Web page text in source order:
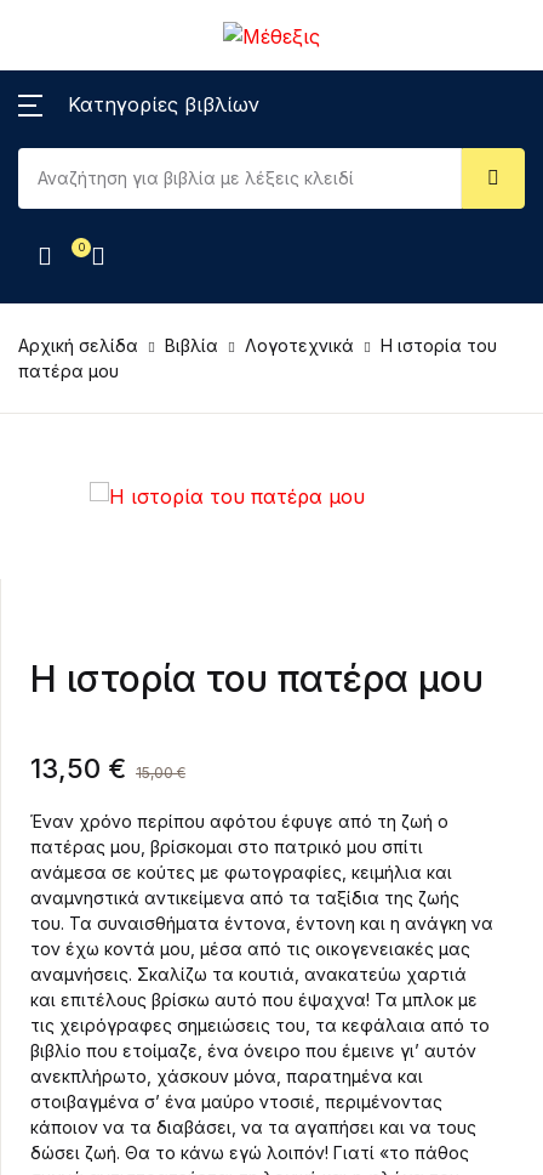
Κατηγορίες βιβλίων
0
Αρχική σελίδα Βιβλία Λογοτεχνικά
Η ιστορία του
πατέρα μου
Η ιστορία του πατέρα μου
13,50 € 15,00€
Έναν χρόνο περίπου αφότου έφυγε από τη ζωή ο
πατέρας μου, βρίσκομαι στο πατρικό μου σπίτι
ανάμεσα σε κούτες με φωτογραφίες, κειμήλια και
αναμνηστικά αντικείμενα από τα ταξίδια της ζωής
του. Τα συναισθήματα έντονα, έντονη και η ανάγκη να
τον έχω κοντά μου, μέσα από τις οικογενειακές μας
αναμνήσεις. Σκαλίζω τα κουτιά, ανακατεύω χαρτιά
και επιτέλους βρίσκω αυτό που έψαχνα! Τα μπλοκ με
τις χειρόγραφες σημειώσεις του, τα κεφάλαια από το
βιβλίο που ετοίμαζε, ένα όνειρο που έμεινε γι’ αυτόν
ανεκπλήρωτο, χάσκουν μόνα, παρατημένα και
στοιβαγμένα σ’ ένα μαύρο ντοσιέ, περιμένοντας
κάποιον να τα διαβάσει, να τα αγαπήσει και να τους
δώσει ζωή. Θα το κάνω εγώ λοιπόν! Γιατί «το πάθος